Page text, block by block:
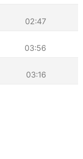
02:47
03:56
03:16